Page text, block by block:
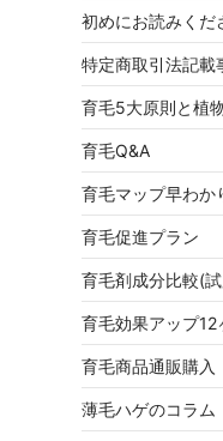
初めにお読みくだ
特定商取引法記載
育毛5大原則と植
育毛Q&A
育毛マップ早わか
育毛促進プラン
育毛剤成分比較(
育毛効果アップ12
育毛商品通販購入
薄毛ハゲのコラム